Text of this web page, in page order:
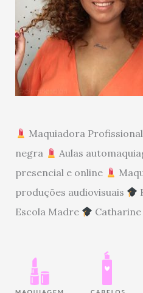
Maquiadora
negra
Aulas
presencial e online
produções audiovisuais
Escola Madre